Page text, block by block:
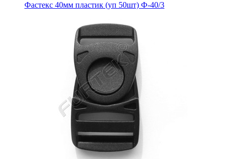
Фастекс 40мм пластик (уп 50шт) Ф-40/3